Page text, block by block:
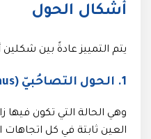
أشكال الحول
يتم التمييز عادةً بين
1. الحول التصاحُبيّ (Comitant strabismus)
وهي الحالة التي تكون فيها
العين ثابتة في كل اتجاهات